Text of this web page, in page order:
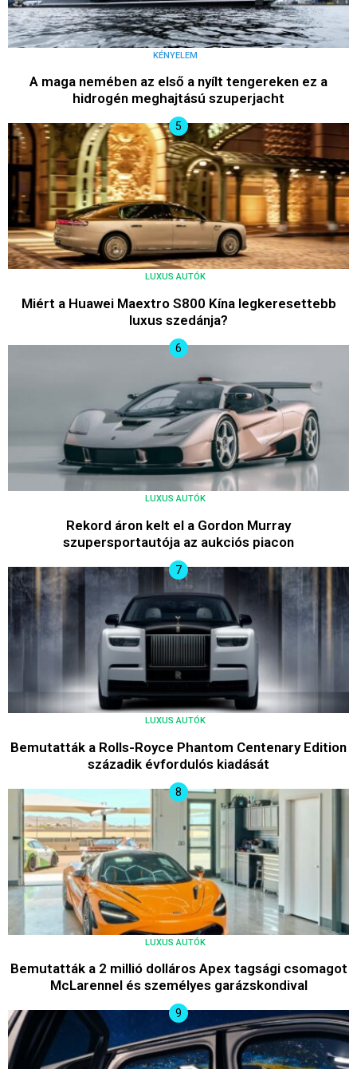
KÉNYELEM
A maga nemében az első a nyílt tengereken ez a
hidrogén meghajtású szuperjacht
LUXUS AUTÓK
Miért a Huawei Maextro S800 Kína legkeresettebb
luxus szedánja?
LUXUS AUTÓK
Rekord áron kelt el a Gordon Murray
szupersportautója az aukciós piacon
LUXUS AUTÓK
Bemutatták a Rolls-Royce Phantom Centenary Edition
századik évfordulós kiadását
LUXUS AUTÓK
Bemutatták a 2 millió dolláros Apex tagsági csomagot
McLarennel és személyes garázskondival